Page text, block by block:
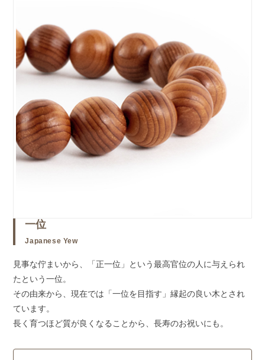
一位
Japanese Yew
見事な佇まいから、「正一位」という最高官位の人に与えられ
たという一位。
その由来から、現在では「一位を目指す」縁起の良い木とされ
ています。
長く育つほど質が良くなることから、長寿のお祝いにも。